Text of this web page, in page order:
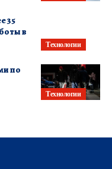
Технологии
35
в
Технологии
по